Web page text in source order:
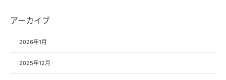
アーカイブ
2026年1月
2025年12月